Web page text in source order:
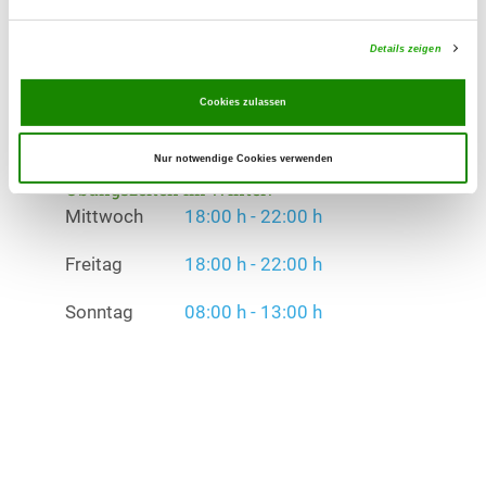
Details zeigen
Cookies zulassen
Nur notwendige Cookies verwenden
Übungszeiten im Sommer:
18:00 h - 22:00 h
Übungszeiten im Winter:
Mittwoch 18:00 h - 22:00 h
Freitag 18:00 h - 22:00 h
Sonntag 08:00 h - 13:00 h